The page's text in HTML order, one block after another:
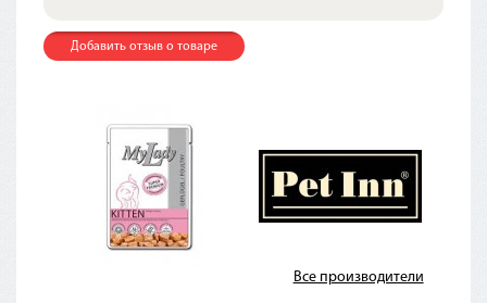
Добавить отзыв о товаре
Все производители